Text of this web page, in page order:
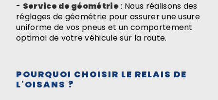
- Service de géométrie : Nous réalisons des
réglages de géométrie pour assurer une usure
uniforme de vos pneus et un comportement
optimal de votre véhicule sur la route.
POURQUOI CHOISIR LE RELAIS DE
L'OISANS ?